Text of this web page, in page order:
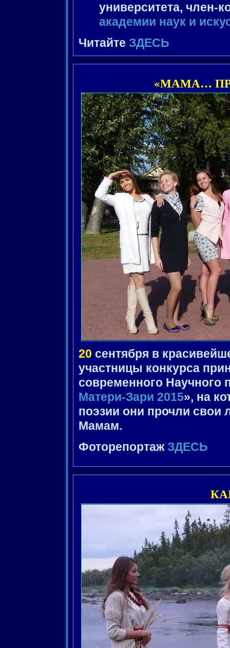
университета, член-
академии наук и
Читайте ЗДЕСЬ
«МАМА…
20 сентября в
участницы конкурса
современного Научного
Матери-Зари 2015», на
поэзии они прочли
Мамам.
Фоторепортаж ЗДЕСЬ